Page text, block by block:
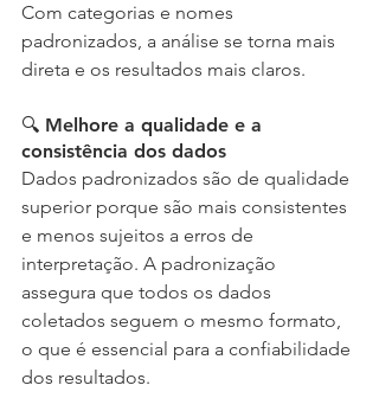
Com categorias e nomes
padronizados, a análise se torna mais
direta e os resultados mais claros.
🔍 Melhore a qualidade e a
consistência dos dados
Dados padronizados são de qualidade
superior porque são mais consistentes
e menos sujeitos a erros de
interpretação. A padronização
assegura que todos os dados
coletados seguem o mesmo formato,
o que é essencial para a confiabilidade
dos resultados.